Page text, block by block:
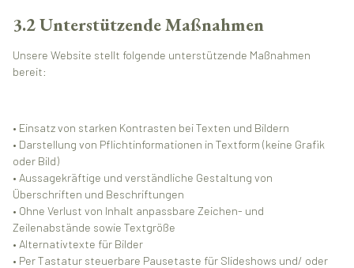
3.2 Unterstützende Maßnahmen
Unsere Website stellt folgende unterstützende Maßnahmen
bereit:
• Einsatz von starken Kontrasten bei Texten und Bildern
• Darstellung von Pflichtinformationen in Textform (keine Grafik
oder Bild)
• Aussagekräftige und verständliche Gestaltung von
Überschriften und Beschriftungen
• Ohne Verlust von Inhalt anpassbare Zeichen- und
Zeilenabstände sowie Textgröße
• Alternativtexte für Bilder
• Per Tastatur steuerbare Pausetaste für Slideshows und/ oder